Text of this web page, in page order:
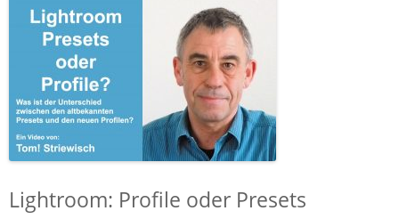
Lightroom: Profile oder Presets